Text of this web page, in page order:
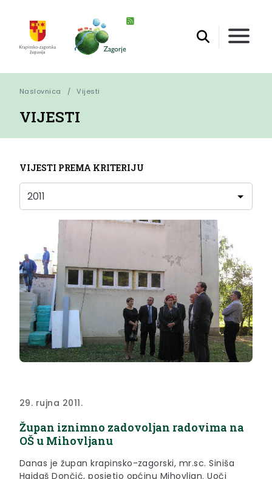
Naslovnica Vijesti
VIJESTI
VIJESTI PREMA KRITERIJU
29. rujna 2011.
Župan iznimno zadovoljan radovima na
OŠ u Mihovljanu
Danas je župan krapinsko-zagorski, mr.sc. Siniša
Hajdaš Dončić, posjetio općinu Mihovljan. Uoči